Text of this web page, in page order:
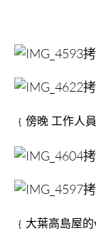
﹛傍晚 工作人
﹛大葉高島屋